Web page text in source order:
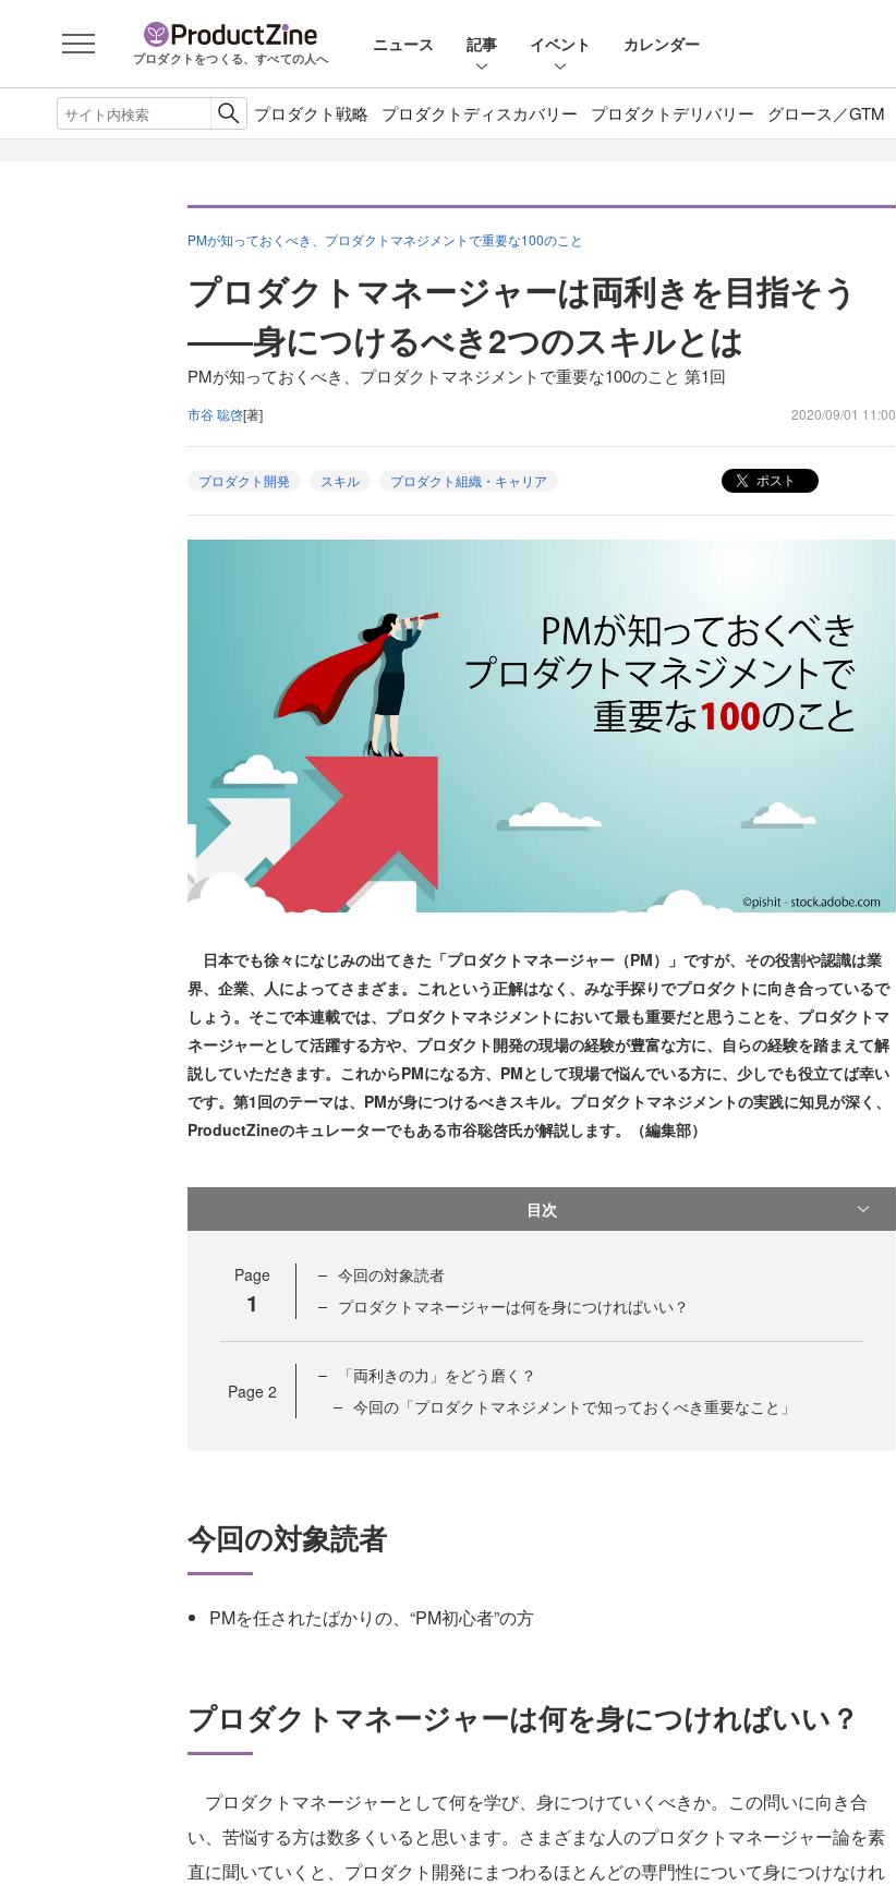
プロダクトをつくる、すべての人へ
ニュース 記事 イベント カレンダー
プロダクト戦略 プロダクトディスカバリー プロダクトデリバリー グロース／GTM
PMが知っておくべき、プロダクトマネジメントで重要な100のこと
プロダクトマネージャーは両利きを目指そう
――身につけるべき2つのスキルとは
PMが知っておくべき、プロダクトマネジメントで重要な100のこと 第1回
市谷 聡啓[著] 2020/09/01 11:00
プロダクト開発 スキル プロダクト組織・キャリア ポスト
日本でも徐々になじみの出てきた「プロダクトマネージャー（PM）」ですが、その役割や認識は業
界、企業、人によってさまざま。これという正解はなく、みな手探りでプロダクトに向き合っているで
しょう。そこで本連載では、プロダクトマネジメントにおいて最も重要だと思うことを、プロダクトマ
ネージャーとして活躍する方や、プロダクト開発の現場の経験が豊富な方に、自らの経験を踏まえて解
説していただきます。これからPMになる方、PMとして現場で悩んでいる方に、少しでも役立てば幸い
です。第1回のテーマは、PMが身につけるべきスキル。プロダクトマネジメントの実践に知見が深く、
ProductZineのキュレーターでもある市谷聡啓氏が解説します。（編集部）
目次
Page
1
今回の対象読者
プロダクトマネージャーは何を身につければいい？
Page 2
「両利きの力」をどう磨く？
今回の「プロダクトマネジメントで知っておくべき重要なこと」
今回の対象読者
PMを任されたばかりの、“PM初心者”の方
プロダクトマネージャーは何を身につければいい？
プロダクトマネージャーとして何を学び、身につけていくべきか。この問いに向き合
い、苦悩する方は数多くいると思います。さまざまな人のプロダクトマネージャー論を素
直に聞いていくと、プロダクト開発にまつわるほとんどの専門性について身につけなけれ